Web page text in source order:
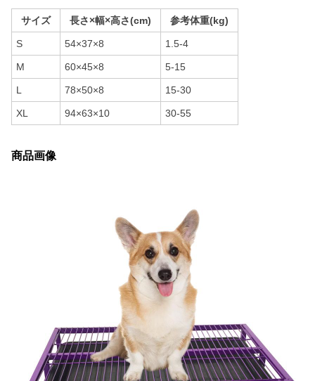
サイズ 長さ×幅×高さ(cm) 参考体重(kg)
S 54×37×8 1.5-4
M 60×45×8 5-15
L 78×50×8 15-30
XL 94×63×10 30-55
商品画像